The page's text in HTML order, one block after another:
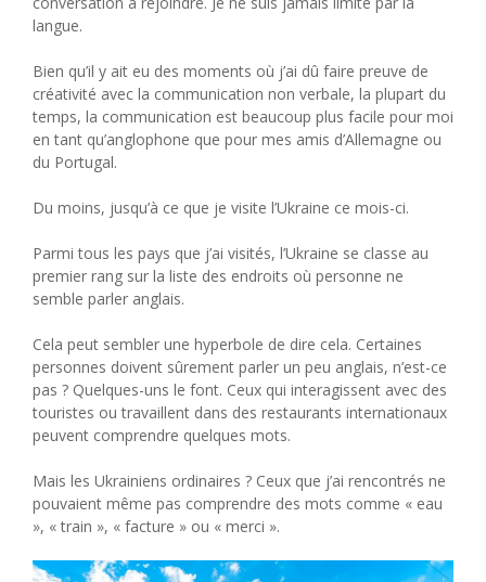
langue.
Bien qu’il y ait eu des moments où j’ai dû faire preuve de
créativité avec la communication non verbale, la plupart du
temps, la communication est beaucoup plus facile pour moi
en tant qu’anglophone que pour mes amis d’Allemagne ou
du Portugal.
Du moins, jusqu’à ce que je visite l’Ukraine ce mois-ci.
Parmi tous les pays que j’ai visités, l’Ukraine se classe au
premier rang sur la liste des endroits où personne ne
semble parler anglais.
Cela peut sembler une hyperbole de dire cela. Certaines
personnes doivent sûrement parler un peu anglais, n’est-ce
pas ? Quelques-uns le font. Ceux qui interagissent avec des
touristes ou travaillent dans des restaurants internationaux
peuvent comprendre quelques mots.
Mais les Ukrainiens ordinaires ? Ceux que j’ai rencontrés ne
pouvaient même pas comprendre des mots comme « eau
», « train », « facture » ou « merci ».